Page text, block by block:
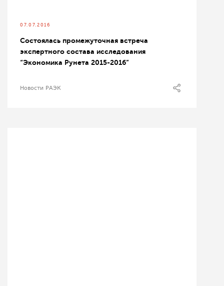
07.07.2016
Состоялась промежуточная встреча
экспертного состава исследования
“Экономика Рунета 2015-2016”
Новости РАЭК